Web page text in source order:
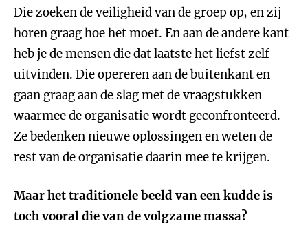
Die zoeken de veiligheid van de groep op, en zij
horen graag hoe het moet. En aan de andere kant
heb je de mensen die dat laatste het liefst zelf
uitvinden. Die opereren aan de buitenkant en
gaan graag aan de slag met de vraagstukken
waarmee de organisatie wordt geconfronteerd.
Ze bedenken nieuwe oplossingen en weten de
rest van de organisatie daarin mee te krijgen.
Maar het traditionele beeld van een kudde is
toch vooral die van de volgzame massa?